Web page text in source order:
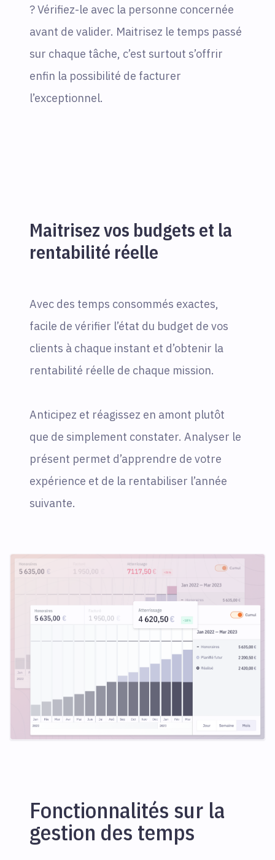
? Vérifiez-le avec la personne concernée
avant de valider. Maitrisez le temps passé
sur chaque tâche, c’est surtout s’offrir
enfin la possibilité de facturer
l’exceptionnel.
Maitrisez vos budgets et la
rentabilité réelle
Avec des temps consommés exactes,
facile de vérifier l’état du budget de vos
clients à chaque instant et d’obtenir la
rentabilité réelle de chaque mission.
Anticipez et réagissez en amont plutôt
que de simplement constater. Analyser le
présent permet d’apprendre de votre
expérience et de la rentabiliser l’année
suivante.
Fonctionnalités sur la
gestion des temps